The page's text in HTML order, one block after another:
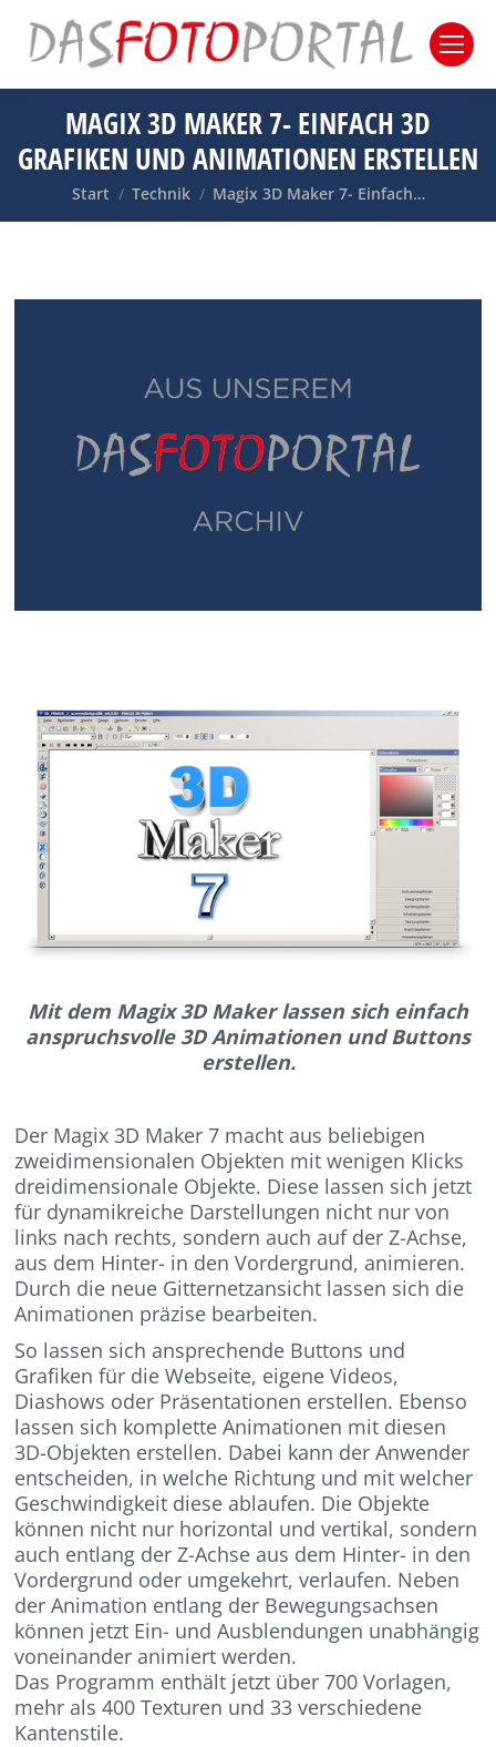
MAGIX 3D MAKER 7- EINFACH 3D
GRAFIKEN UND ANIMATIONEN ERSTELLEN
Sie befinden sich hier:
Start Technik Magix 3D Maker 7- Einfach…
Mit dem Magix 3D Maker lassen sich einfach
anspruchsvolle 3D Animationen und Buttons
erstellen.
Der Magix 3D Maker 7 macht aus beliebigen
zweidimensionalen Objekten mit wenigen Klicks
dreidimensionale Objekte. Diese lassen sich jetzt
für dynamikreiche Darstellungen nicht nur von
links nach rechts, sondern auch auf der Z-Achse,
aus dem Hinter- in den Vordergrund, animieren.
Durch die neue Gitternetzansicht lassen sich die
Animationen präzise bearbeiten.
So lassen sich ansprechende Buttons und
Grafiken für die Webseite, eigene Videos,
Diashows oder Präsentationen erstellen. Ebenso
lassen sich komplette Animationen mit diesen
3D-Objekten erstellen. Dabei kann der Anwender
entscheiden, in welche Richtung und mit welcher
Geschwindigkeit diese ablaufen. Die Objekte
können nicht nur horizontal und vertikal, sondern
auch entlang der Z-Achse aus dem Hinter- in den
Vordergrund oder umgekehrt, verlaufen. Neben
der Animation entlang der Bewegungsachsen
können jetzt Ein- und Ausblendungen unabhängig
voneinander animiert werden.
Das Programm enthält jetzt über 700 Vorlagen,
mehr als 400 Texturen und 33 verschiedene
Kantenstile.